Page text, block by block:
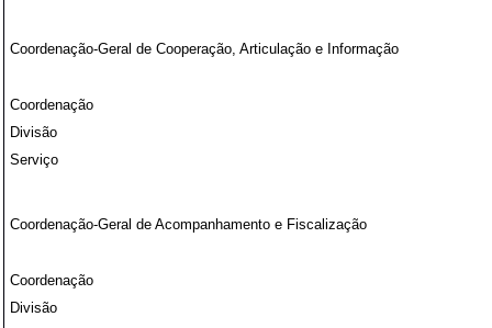
Coordenação-Geral de Cooperação, Articulação e Informação
Coordenação
Divisão
Serviço
Coordenação-Geral de Acompanhamento e Fiscalização
Coordenação
Divisão